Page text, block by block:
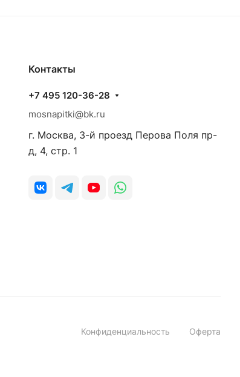
Контакты
+7 495 120-36-28
mosnapitki@bk.ru
г. Москва, 3-й проезд Перова Поля пр-
д, 4, стр. 1
Конфиденциальность Оферта